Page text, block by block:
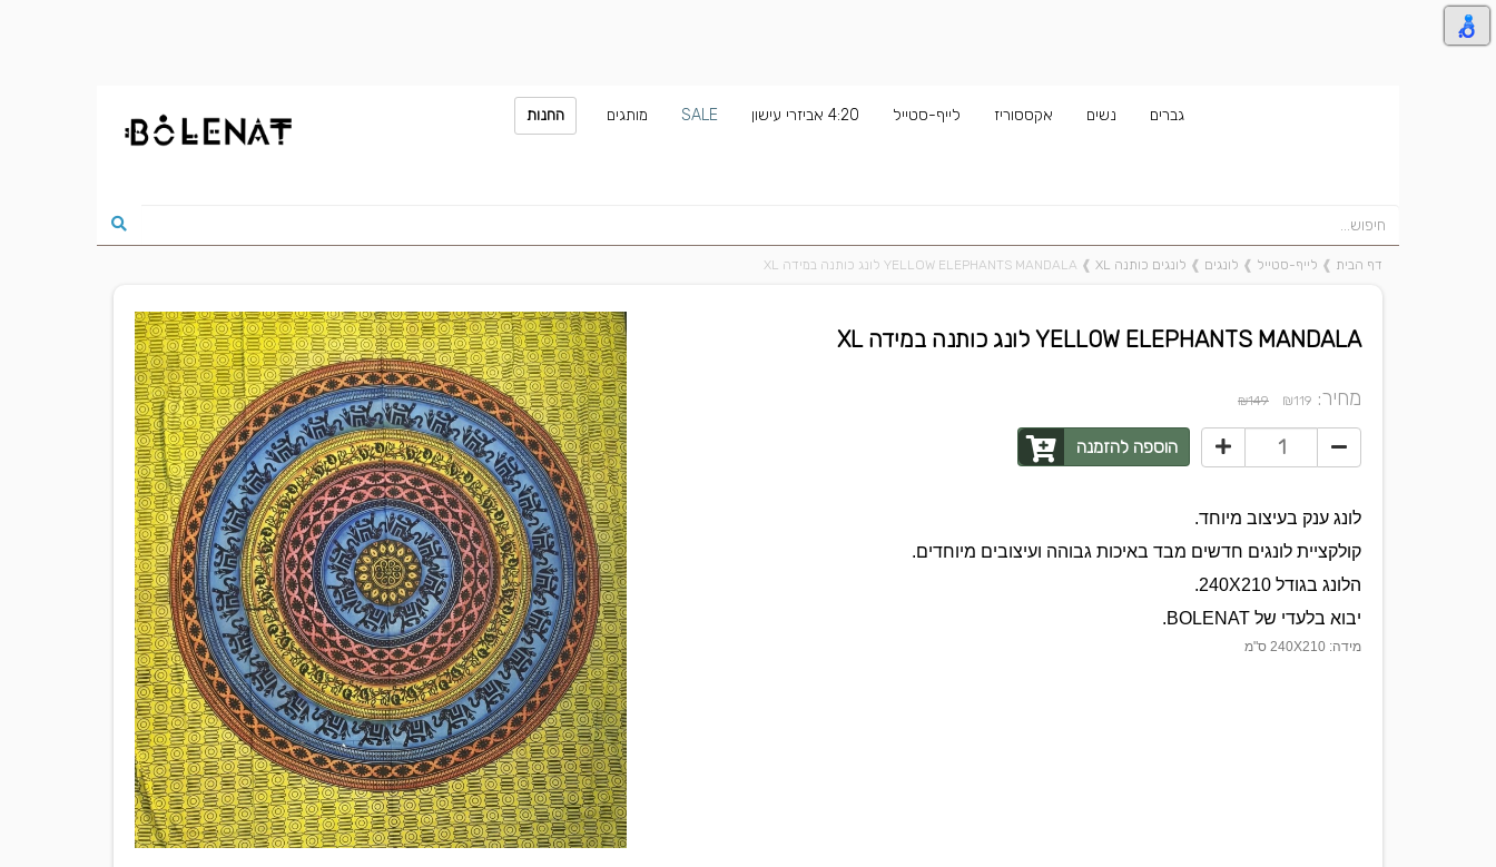
גברים נשים אקססוריז לייף-סטייל 4:20 אביזרי עישון SALE מותגים החנות
דף הבית ❱ לייף-סטייל ❱ לונגים ❱ לונגים כותנה XL ❱ YELLOW ELEPHANTS MANDALA לונג כותנה במידה XL
YELLOW ELEPHANTS MANDALA לונג כותנה במידה XL
מחיר: ₪119
₪149
הוספה להזמנה
לונג ענק בעיצוב מיוחד.
קולקציית לונגים חדשים מבד באיכות גבוהה ועיצובים מיוחדים.
הלונג בגודל 240X210.
יבוא בלעדי של BOLENAT.
מידה: 240X210 ס"מ